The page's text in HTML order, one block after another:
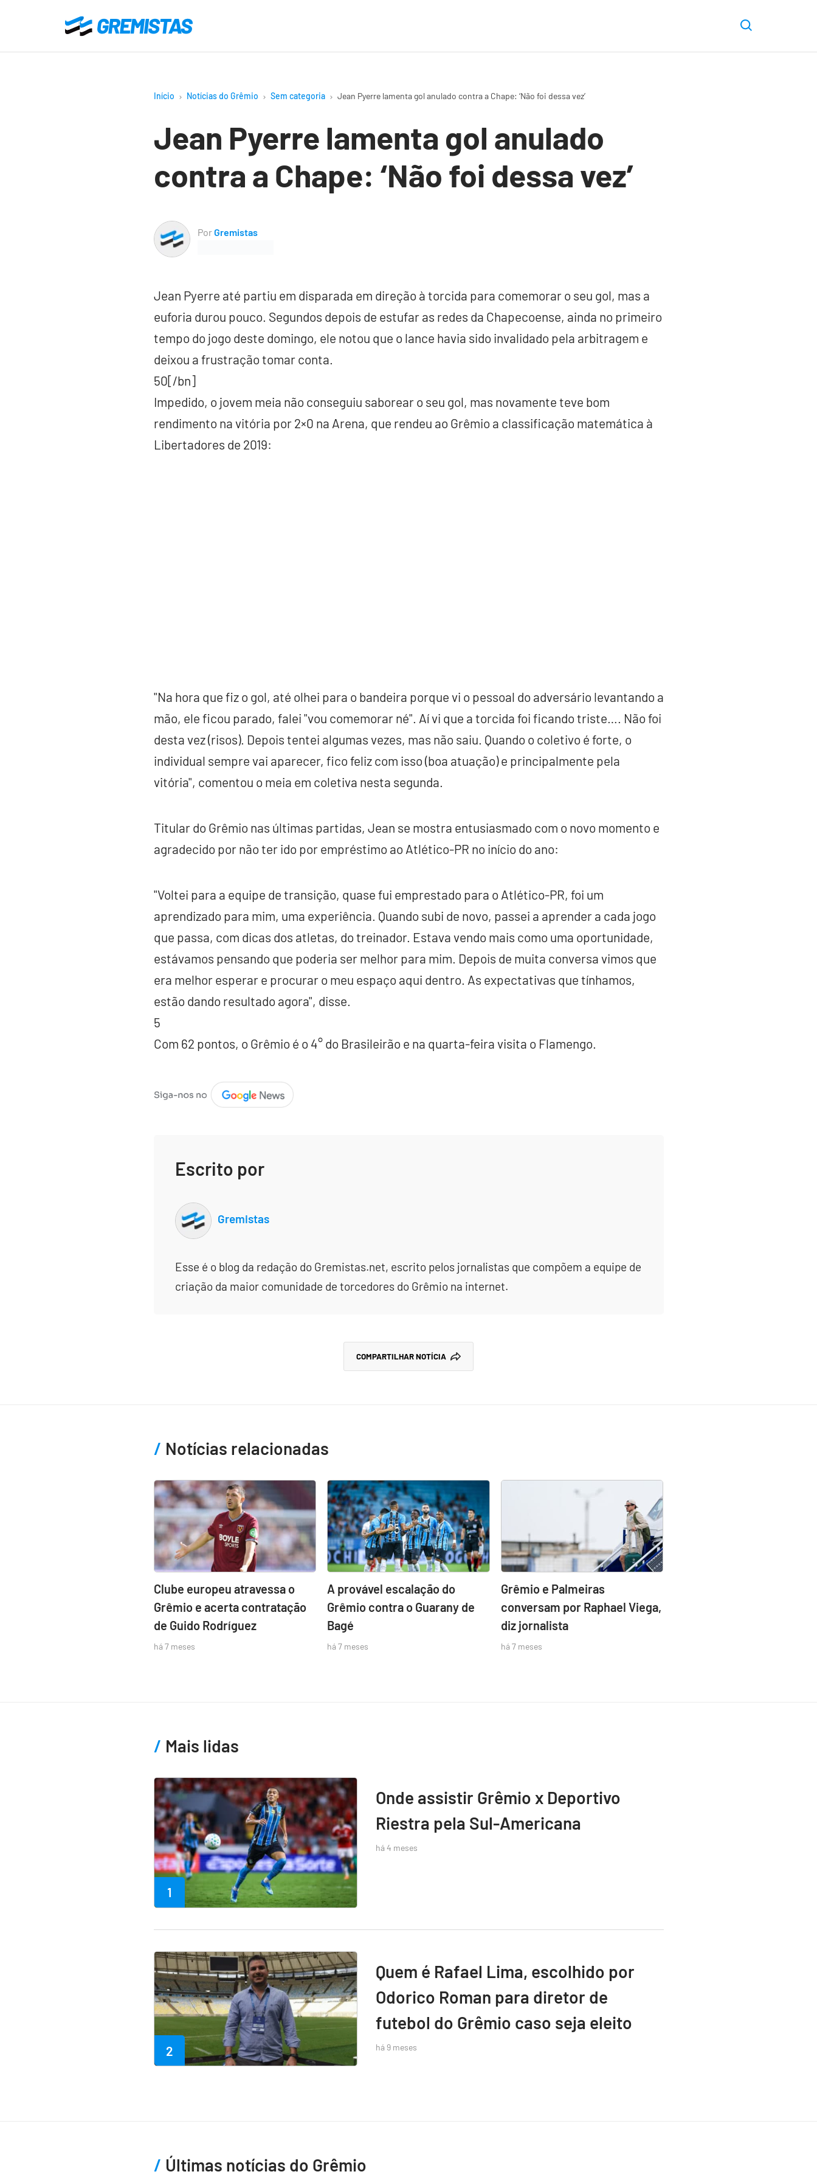
o
Gremistas
Início Notícias do Grêmio Sem categoria Jean Pyerre lamenta gol anulado contra a Chape: ‘Não foi dessa vez’
Jean Pyerre lamenta gol anulado
contra a Chape: ‘Não foi dessa vez’
PorGremistas
Jean Pyerre até partiu em disparada em direção à torcida para comemorar o seu gol, mas a
euforia durou pouco. Segundos depois de estufar as redes da Chapecoense, ainda no primeiro
tempo do jogo deste domingo, ele notou que o lance havia sido invalidado pela arbitragem e
deixou a frustração tomar conta.
50[/bn]
Impedido, o jovem meia não conseguiu saborear o seu gol, mas novamente teve bom
rendimento na vitória por 2×0 na Arena, que rendeu ao Grêmio a classificação matemática à
Libertadores de 2019:
"Na hora que fiz o gol, até olhei para o bandeira porque vi o pessoal do adversário levantando a
mão, ele ficou parado, falei "vou comemorar né". Aí vi que a torcida foi ficando triste…. Não foi
desta vez (risos). Depois tentei algumas vezes, mas não saiu. Quando o coletivo é forte, o
individual sempre vai aparecer, fico feliz com isso (boa atuação) e principalmente pela
vitória", comentou o meia em coletiva nesta segunda.
Titular do Grêmio nas últimas partidas, Jean se mostra entusiasmado com o novo momento e
agradecido por não ter ido por empréstimo ao Atlético-PR no início do ano:
"Voltei para a equipe de transição, quase fui emprestado para o Atlético-PR, foi um
aprendizado para mim, uma experiência. Quando subi de novo, passei a aprender a cada jogo
que passa, com dicas dos atletas, do treinador. Estava vendo mais como uma oportunidade,
estávamos pensando que poderia ser melhor para mim. Depois de muita conversa vimos que
era melhor esperar e procurar o meu espaço aqui dentro. As expectativas que tínhamos,
estão dando resultado agora", disse.
5
Com 62 pontos, o Grêmio é o 4° do Brasileirão e na quarta-feira visita o Flamengo.
Escrito por
Gremistas
Esse é o blog da redação do Gremistas.net, escrito pelos jornalistas que compõem a equipe de
criação da maior comunidade de torcedores do Grêmio na internet.
COMPARTILHAR NOTÍCIA
Notícias relacionadas
Clube europeu atravessa o
Grêmio e acerta contratação
de Guido Rodríguez
há 7 meses
A provável escalação do
Grêmio contra o Guarany de
Bagé
há 7 meses
Grêmio e Palmeiras
conversam por Raphael Viega,
diz jornalista
há 7 meses
Mais lidas
1
Onde assistir Grêmio x Deportivo
Riestra pela Sul-Americana
há 4 meses
2
Quem é Rafael Lima, escolhido por
Odorico Roman para diretor de
futebol do Grêmio caso seja eleito
há 9 meses
Últimas notícias do Grêmio